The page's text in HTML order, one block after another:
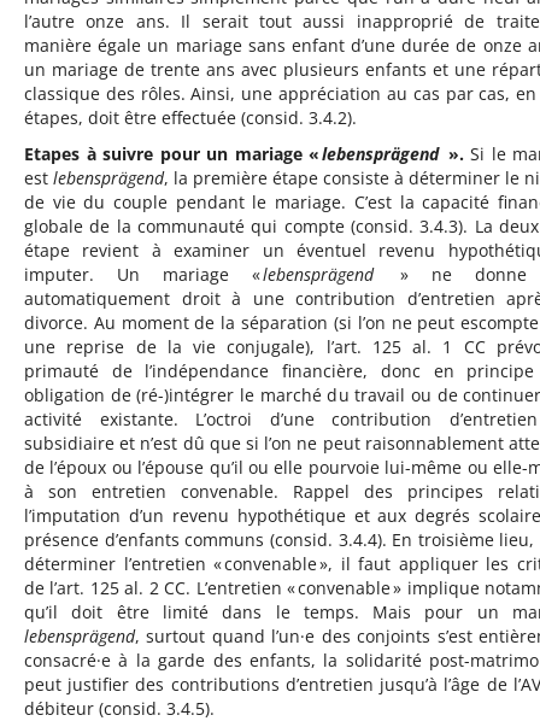
l’autre onze ans. Il serait tout aussi inapproprié de
manière égale un mariage sans enfant d’une durée de onze
un mariage de trente ans avec plusieurs enfants et une
classique des rôles. Ainsi, une appréciation au cas par cas,
étapes, doit être effectuée (consid. 3.4.2).
Etapes à suivre pour un mariage «lebensprägend ».Si le
est lebensprägend, la première étape consiste à déterminer le
de vie du couple pendant le mariage. C’est la capacité
globale de la communauté qui compte (consid. 3.4.3). La
étape revient à examiner un éventuel revenu
imputer. Un mariage «lebensprägend
» ne donne
automatiquement droit à une contribution d’entretien
divorce. Au moment de la séparation (si l’on ne peut
une reprise de la vie conjugale), l’art. 125 al. 1 CC
primauté de l’indépendance financière, donc en
obligation de (ré-)intégrer le marché du travail ou de
activité existante. L’octroi d’une contribution
subsidiaire et n’est dû que si l’on ne peut raisonnablement
de l’époux ou l’épouse qu’il ou elle pourvoie lui-même ou elle-
à son entretien convenable. Rappel des principes
l’imputation d’un revenu hypothétique et aux degrés
présence d’enfants communs (consid. 3.4.4). En troisième
déterminer l’entretien « convenable », il faut appliquer les
de l’art. 125 al. 2 CC. L’entretien « convenable » implique
qu’il doit être limité dans le temps. Mais pour un
lebensprägend, surtout quand l’un·e des conjoints s’est
consacré·e à la garde des enfants, la solidarité post-
peut justifier des contributions d’entretien jusqu’à l’âge de
débiteur (consid. 3.4.5).